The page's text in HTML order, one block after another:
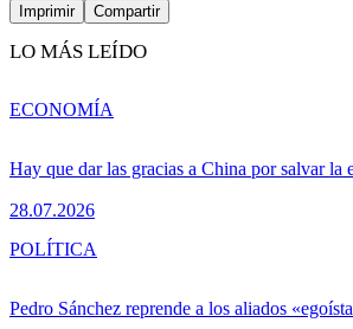
Imprimir Compartir
LO MÁS LEÍDO
Hay que dar las gracias a China por salvar
28.07.2026
ECONOMÍA
Pedro Sánchez reprende a los aliados
POLÍTICA